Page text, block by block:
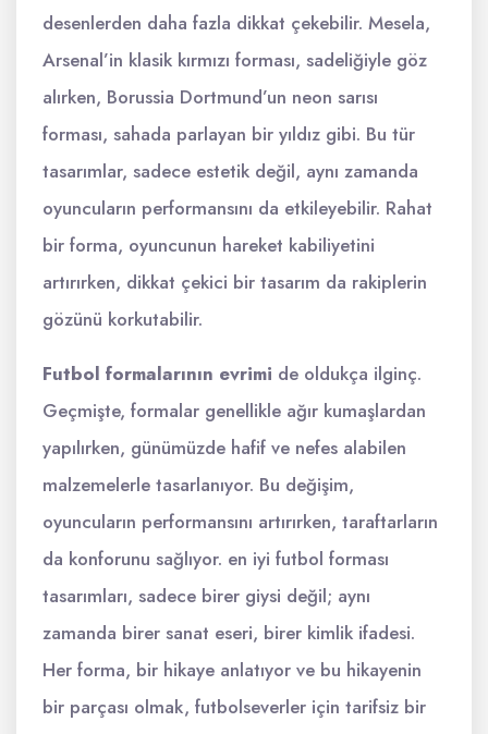
desenlerden daha fazla dikkat çekebilir. Mesela,
Arsenal’in klasik kırmızı forması, sadeliğiyle göz
alırken, Borussia Dortmund’un neon sarısı
forması, sahada parlayan bir yıldız gibi. Bu tür
tasarımlar, sadece estetik değil, aynı zamanda
oyuncuların performansını da etkileyebilir. Rahat
bir forma, oyuncunun hareket kabiliyetini
artırırken, dikkat çekici bir tasarım da rakiplerin
gözünü korkutabilir.
Futbol formalarının evrimi de oldukça ilginç.
Geçmişte, formalar genellikle ağır kumaşlardan
yapılırken, günümüzde hafif ve nefes alabilen
malzemelerle tasarlanıyor. Bu değişim,
oyuncuların performansını artırırken, taraftarların
da konforunu sağlıyor. en iyi futbol forması
tasarımları, sadece birer giysi değil; aynı
zamanda birer sanat eseri, birer kimlik ifadesi.
Her forma, bir hikaye anlatıyor ve bu hikayenin
bir parçası olmak, futbolseverler için tarifsiz bir